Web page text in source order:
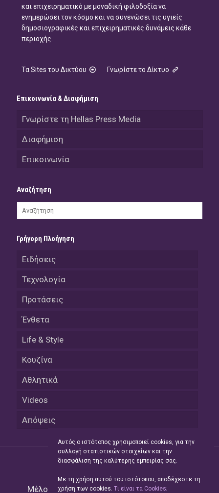
και επιχειρηματικό με μοναδική φιλοδοξία να
ενημερώσει τον κόσμο και να συνενώσει τις υγιείς
δημοσιογραφικές και επιχειρηματικές δυνάμεις κάθε
περιοχής.
Τα Sites του Δικτύου Γνωρίστε το Δίκτυο
Επικοινωνία & Διαφήμιση
Γνωρίστε τη Hellas Press Media
Διαφήμιση
Επικοινωνία
Αναζήτηση
Γρήγορη Πλοήγηση
Ειδήσεις
Τεχνολογία
Προτάσεις
Ένθετα
Life & Style
Κουζίνα
Αθλητικά
Videos
Απόψεις
Μέλος του Δικτύου τηςHellas Press Media
Αυτός ο ιστότοπος χρησιμοποιεί cookies, για την
συλλογή στατιστικών στοιχείων και την
διασφάλιση της καλύτερης εμπειρίας σας.
Με τη χρήση αυτού του ιστότοπου, αποδέχεστε τη
χρήση των cookies. Tι είναι τα Cookies;